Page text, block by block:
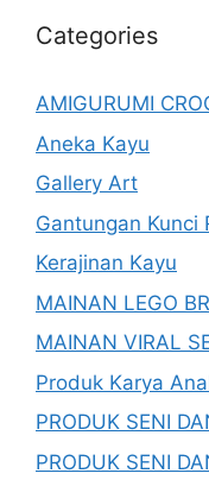
Categories
AMIGURUMI
Aneka Kayu
Gallery Art
Gantungan Kunci
Kerajinan Kayu
MAINAN LEGO
MAINAN VIRAL
Produk Karya
PRODUK SENI
PRODUK SENI